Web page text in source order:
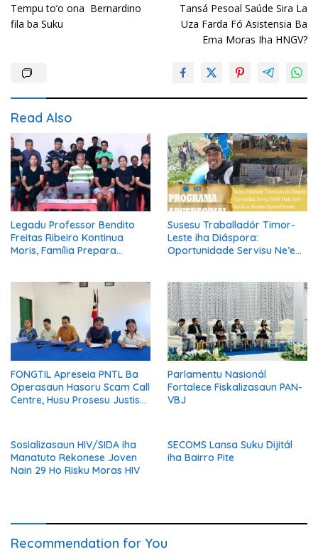
navigation
Tempu to’o ona Bernardino
fila ba Suku
Tansá Pesoal Saúde Sira La
Uza Farda Fó Asistensia Ba
Ema Moras Iha HNGV?
Read Also
Legadu Professor Bendito
Freitas Ribeiro Kontinua
Moris, Família Prepara
Susesu Traballadór Timor-
Leste iha Diáspora:
Oportunidade Servisu Ne’ebé
Nasaun
FONGTIL Apreseia PNTL Ba
Operasaun Hasoru Scam Call
Centre, Husu Prosesu Justisa
Parlamentu Nasionál
Fortalece Fiskalizasaun PAN-
VBJ
Sosializasaun HIV/SIDA iha
Manatuto Rekonese Joven
Nain 29 Ho Risku Moras HIV
SECOMS Lansa Suku Dijitál
iha Bairro Pite
Recommendation for You